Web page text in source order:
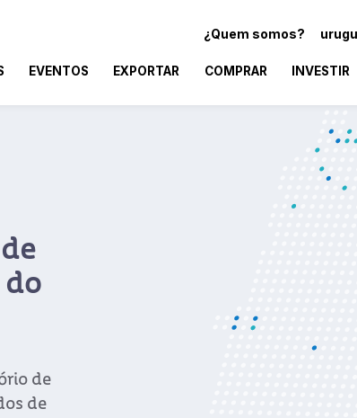
¿Quem somos?
EVENTOS EXPORTAR COMPRAR INVESTIR
do
de
de